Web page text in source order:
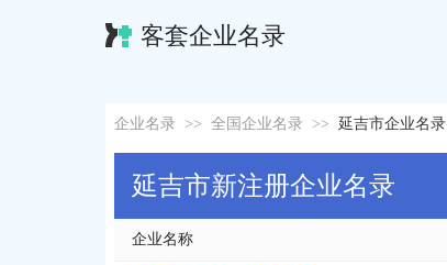
客套企业名录
企业名录 >> 全国企业名录 >> 延吉市企业名录
延吉市新注册企业名录
企业名称